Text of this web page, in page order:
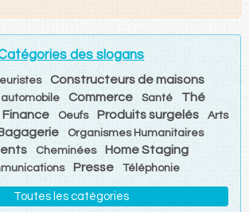
des slogans
Constructeurs de maisons
Commerce Santé Thé
Finance Oeufs Produits surgelés
Arts
Organismes Humanitaires
Cheminées Home Staging
Presse Téléphonie
Toutes les catégories